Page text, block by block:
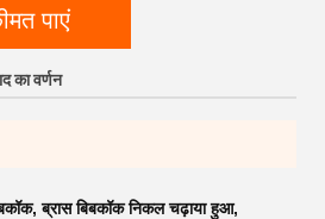
पाएं
का वर्णन
,ब्रास बिबकॉक निकल चढ़ाया हुआ,